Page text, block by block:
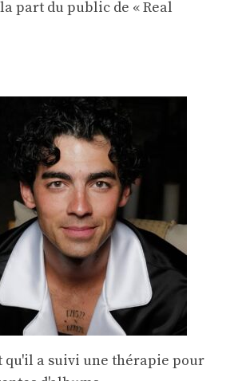
part du public de « Real
qu'il a suivi une thérapie pour